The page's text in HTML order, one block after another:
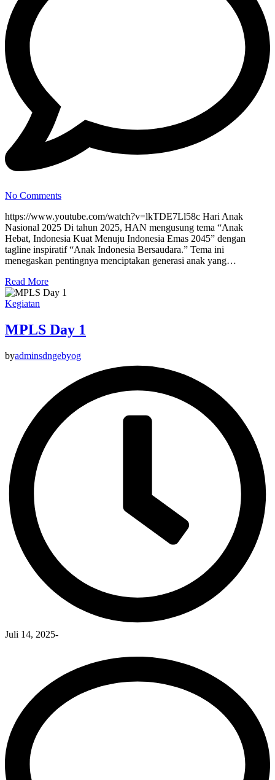
No Comments
https://www.youtube.com/watch?v=lkTDE7Ll58c Hari Anak
Nasional 2025 Di tahun 2025, HAN mengusung tema “Anak
Hebat, Indonesia Kuat Menuju Indonesia Emas 2045” dengan
tagline inspiratif “Anak Indonesia Bersaudara.” Tema ini
menegaskan pentingnya menciptakan generasi anak yang…
Read More
Kegiatan
MPLS Day 1
byadminsdngebyog
Juli 14, 2025-